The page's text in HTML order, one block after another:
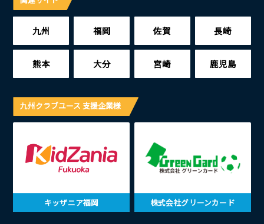
九州 福岡 佐賀 長崎
熊本 大分 宮崎 鹿児島
九州クラブユース 支援企業様
キッザニア福岡 株式会社グリーンカード